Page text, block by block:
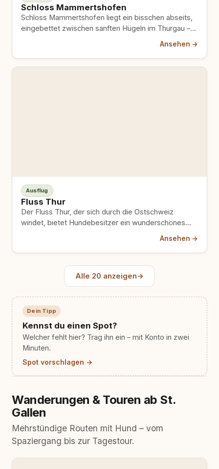
Schloss Mammertshofen
Schloss Mammertshofen liegt ein bisschen abseits,
eingebettet zwischen sanften Hügeln im Thurgau –
Ansehen →
Ausflug
Fluss Thur
Der Fluss Thur, der sich durch die Ostschweiz
windet, bietet Hundebesitzer ein wunderschönes
Ansehen →
Alle 20 anzeigen→
Dein Tipp
Kennst du einen Spot?
Welcher fehlt hier? Trag ihn ein – mit Konto in zwei
Minuten.
Spot vorschlagen →
Wanderungen & Touren ab St.
Gallen
Mehrstündige Routen mit Hund – vom
Spaziergang bis zur Tagestour.